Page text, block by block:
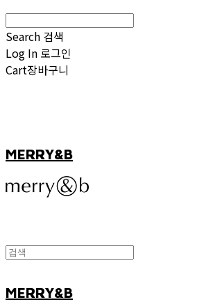
Search 검색
Log In 로그인
Cart장바구니
MERRY&B
MERRY&B